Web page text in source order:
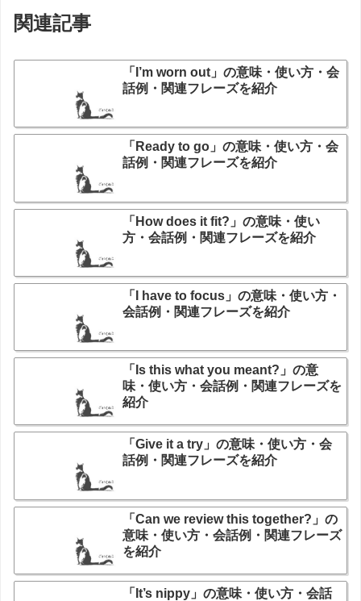
関連記事
「I’m worn out」の意味・使い方・会
話例・関連フレーズを紹介
「Ready to go」の意味・使い方・会
話例・関連フレーズを紹介
「How does it fit?」の意味・使い
方・会話例・関連フレーズを紹介
「I have to focus」の意味・使い方・
会話例・関連フレーズを紹介
「Is this what you meant?」の意
味・使い方・会話例・関連フレーズを
紹介
「Give it a try」の意味・使い方・会
話例・関連フレーズを紹介
「Can we review this together?」の
意味・使い方・会話例・関連フレーズ
を紹介
「It’s nippy」の意味・使い方・会話